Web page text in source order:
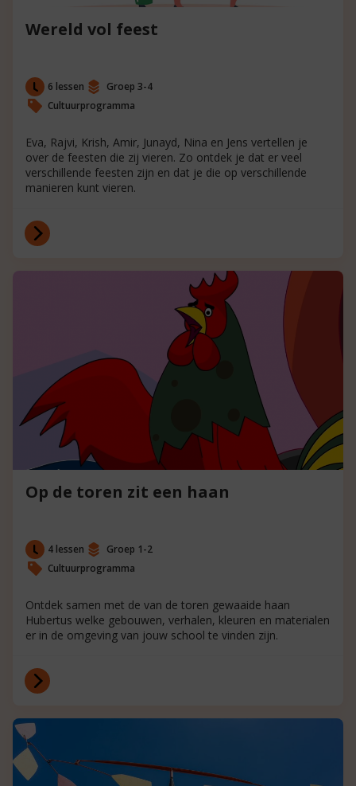
Wereld vol feest
6 lessen
Groep 3-4
Cultuurprogramma
Eva, Rajvi, Krish, Amir, Junayd, Nina en Jens vertellen je
over de feesten die zij vieren. Zo ontdek je dat er veel
verschillende feesten zijn en dat je die op verschillende
manieren kunt vieren.
Op de toren zit een haan
4 lessen
Groep 1-2
Cultuurprogramma
Ontdek samen met de van de toren gewaaide haan
Hubertus welke gebouwen, verhalen, kleuren en materialen
er in de omgeving van jouw school te vinden zijn.